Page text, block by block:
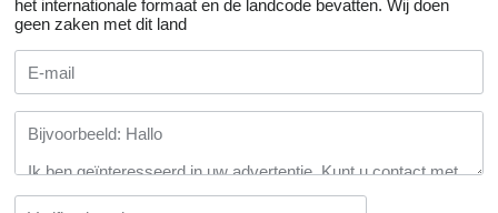
het internationale formaat en de landcode bevatten. Wij doen
geen zaken met dit land